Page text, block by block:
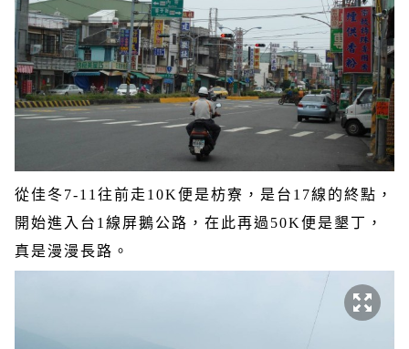
從佳冬 7-11 往前走 10K便是枋寮，是台 17線的終點，
開始進入台 1 線屏鵝公路，在此再過 50K便是墾丁，
真是漫漫長路。